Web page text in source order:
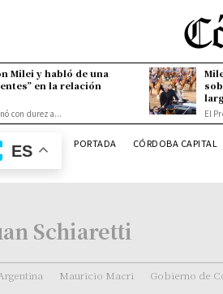
Milei y habló de una
en la relación
con dureza... El
ES PORTADA CÓRDOBA CAPITAL
Schiaretti
Mauricio Macri Gobierno de